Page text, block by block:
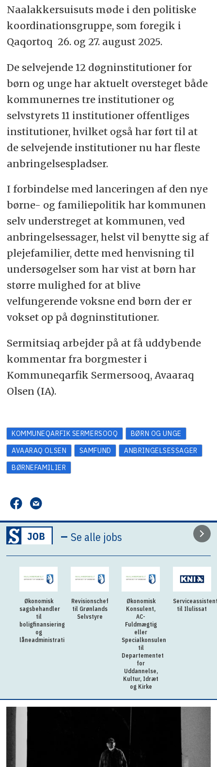
Naalakkersuisuts møde i den politiske
koordinationsgruppe, som foregik i
Qaqortoq 26. og 27. august 2025.
De selvejende 12 døgninstitutioner for
børn og unge har aktuelt oversteget både
kommunernes tre institutioner og
selvstyrets 11 institutioner offentliges
institutioner, hvilket også har ført til at
de selvejende institutioner nu har fleste
anbringelsespladser.
I forbindelse med lanceringen af den nye
børne- og familiepolitik har kommunen
selv understreget at kommunen, ved
anbringelsessager, helst vil benytte sig af
plejefamilier, dette med henvisning til
undersøgelser som har vist at børn har
større mulighed for at blive
velfungerende voksne end børn der er
vokset op på døgninstitutioner.
Sermitsiaq arbejder på at få uddybende
kommentar fra borgmester i
Kommuneqarfik Sermersooq, Avaaraq
Olsen (IA).
KOMMUNEQARFIK SERMERSOOQ
BØRN OG UNGE
AVAARAQ OLSEN
SAMFUND
ANBRINGELSESSAGER
BØRNEFAMILIER
–Se alle jobs
Økonomisk
sagsbehandler
til
boligfinansiering
og
låneadministration
Revisionschef
til Grønlands
Selvstyre
Økonomisk
Konsulent,
AC-
Fuldmægtig
eller
Specialkonsulent
til
Departementet
for
Uddannelse,
Kultur, Idræt
og Kirke
til Ilulissat